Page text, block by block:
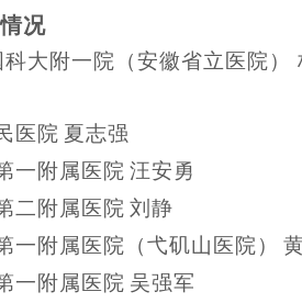
况
大附一院（安徽省立医院）
医院 夏志强
一附属医院 汪安勇
二附属医院 刘静
一附属医院（弋矶山医院）
一附属医院 吴强军